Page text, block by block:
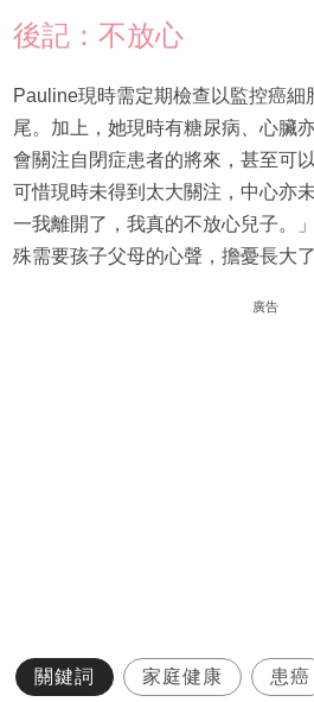
後記：不放心
Pauline現時需定期檢查以監控癌細
尾。加上，她現時有糖尿病、心臟
會關注自閉症患者的將來，甚至可
可惜現時未得到太大關注，中心亦
一我離開了，我真的不放心兒子。
殊需要孩子父母的心聲，擔憂長大
廣告
關鍵詞 家庭健康 患癌